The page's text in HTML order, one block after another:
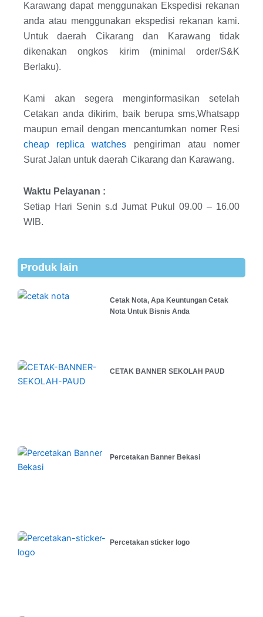
Karawang dapat menggunakan Ekspedisi rekanan
anda atau menggunakan ekspedisi rekanan kami.
Untuk daerah Cikarang dan Karawang tidak
dikenakan ongkos kirim (minimal order/S&K
Berlaku).
Kami akan segera menginformasikan setelah
Cetakan anda dikirim, baik berupa sms,Whatsapp
maupun email dengan mencantumkan nomer Resi
cheap replica watches pengiriman atau nomer
Surat Jalan untuk daerah Cikarang dan Karawang.
Waktu Pelayanan :
Setiap Hari Senin s.d Jumat Pukul 09.00 – 16.00
WIB.
Produk lain
Cetak Nota, Apa Keuntungan Cetak
Nota Untuk Bisnis Anda
CETAK BANNER SEKOLAH PAUD
Percetakan Banner Bekasi
Percetakan sticker logo